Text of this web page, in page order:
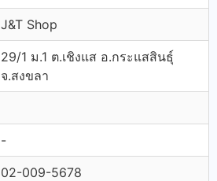
J&T Shop
29/1 ม.1 ต.เชิงแส อ.กระแสสินธุ์
จ.สงขลา
-
02-009-5678